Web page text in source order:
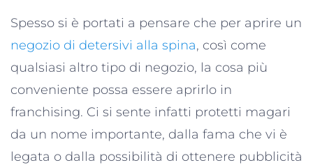
Spesso si è portati a pensare che per aprire un
negozio di detersivi alla spina, così come
qualsiasi altro tipo di negozio, la cosa più
conveniente possa essere aprirlo in
franchising. Ci si sente infatti protetti magari
da un nome importante, dalla fama che vi è
legata o dalla possibilità di ottenere pubblicità